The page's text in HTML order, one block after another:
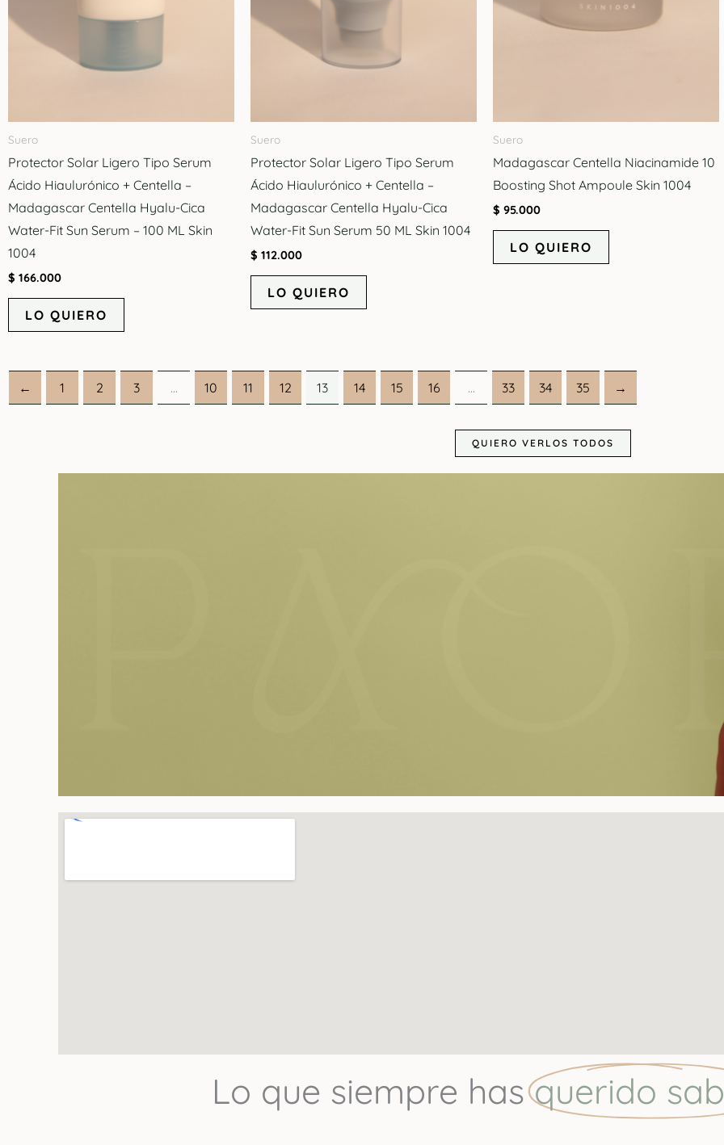
Suero
Protector Solar Ligero Tipo Serum
Ácido Hiaulurónico + Centella –
Madagascar Centella Hyalu-Cica
Water-Fit Sun Serum – 100 ML Skin
1004
$ 166.000
LO QUIERO
Suero
Protector Solar Ligero Tipo Serum
Ácido Hiaulurónico + Centella –
Madagascar Centella Hyalu-Cica
Water-Fit Sun Serum 50 ML Skin 1004
$ 112.000
LO QUIERO
Suero
Madagascar Centella Niacinamide 10
Boosting Shot Ampoule Skin 1004
$ 95.000
LO QUIERO
← 1 2 3 … 10 11 12 13 14 15 16 … 33 34 35 →
QUIERO VERLOS TODOS
Lo que siempre has querido